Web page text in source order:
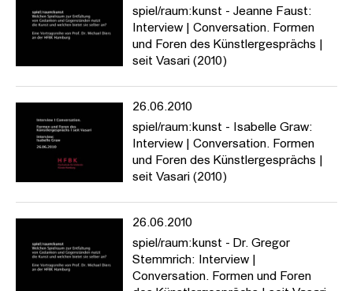
spiel/raum:kunst - Jeanne Faust:
Interview | Conversation. Formen
und Foren des Künstlergesprächs |
seit Vasari (2010)
26.06.2010
spiel/raum:kunst - Isabelle Graw:
Interview | Conversation. Formen
und Foren des Künstlergesprächs |
seit Vasari (2010)
26.06.2010
spiel/raum:kunst - Dr. Gregor
Stemmrich: Interview |
Conversation. Formen und Foren